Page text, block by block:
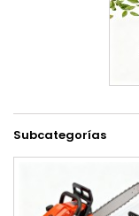
Subcategorías